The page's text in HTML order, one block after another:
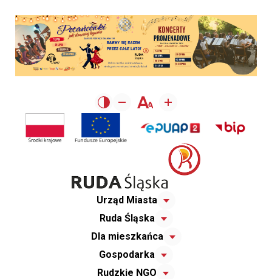
Urząd Miasta
Ruda Śląska
Dla mieszkańca
Gospodarka
Rudzkie NGO